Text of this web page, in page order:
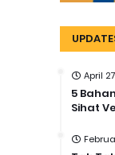
April
5
Sihat